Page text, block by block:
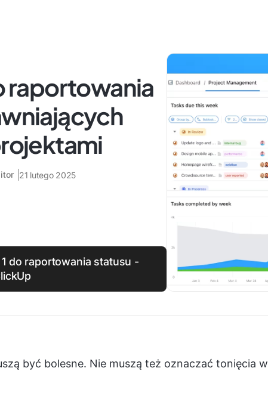
raportowania
21 lutego 2025
do raportowania statusu -
być bolesne. Nie muszą też oznaczać tonięcia w